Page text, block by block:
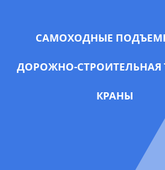
САМОХОДНЫЕ
ДОРОЖНО-СТРОИТЕЛЬНАЯ
КРАНЫ